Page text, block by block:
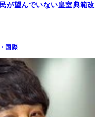
が望んでいない皇室典範改
国際